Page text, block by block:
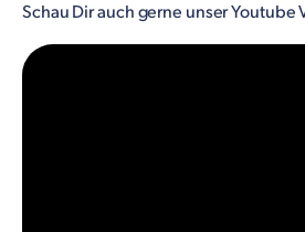
Schau Dir auch gerne unser Youtube